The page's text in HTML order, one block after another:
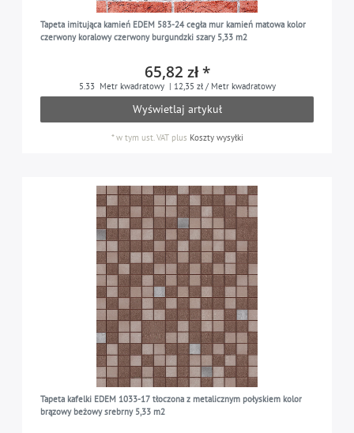
Tapeta imitująca kamień EDEM 583-24 cegła mur kamień matowa kolor
czerwony koralowy czerwony burgundzki szary 5,33 m2
65,82 zł *
5.33 Metr kwadratowy | 12,35 zł / Metr kwadratowy
Wyświetlaj artykuł
*w tym ust. VATplus Koszty wysyłki
Tapeta kafelki EDEM 1033-17 tłoczona z metalicznym połyskiem kolor
brązowy beżowy srebrny 5,33 m2